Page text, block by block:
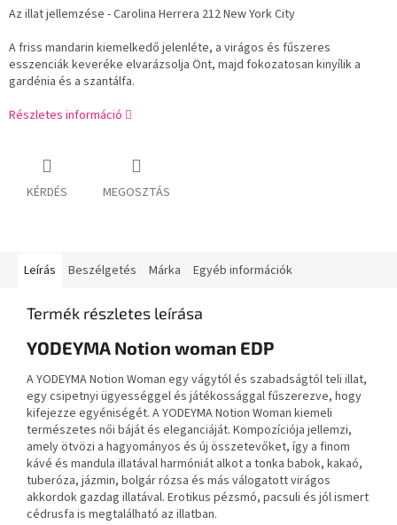
Az illat jellemzése - Carolina Herrera 212 New York City
A friss mandarin kiemelkedő jelenléte, a virágos és fűszeres
esszenciák keveréke elvarázsolja Önt, majd fokozatosan kinyílik a
gardénia és a szantálfa.
Részletes információ
KÉRDÉS MEGOSZTÁS
Leírás Beszélgetés Márka Egyéb információk
Termék részletes leírása
YODEYMA Notion woman EDP
A YODEYMA Notion Woman egy vágytól és szabadságtól teli illat,
egy csipetnyi ügyességgel és játékossággal fűszerezve, hogy
kifejezze egyéniségét. A YODEYMA Notion Woman kiemeli
természetes női báját és eleganciáját. Kompozíciója jellemzi,
amely ötvözi a hagyományos és új összetevőket, így a finom
kávé és mandula illatával harmóniát alkot a tonka babok, kakaó,
tuberóza, jázmin, bolgár rózsa és más válogatott virágos
akkordok gazdag illatával. Erotikus pézsmó, pacsuli és jól ismert
cédrusfa is megtalálható az illatban.